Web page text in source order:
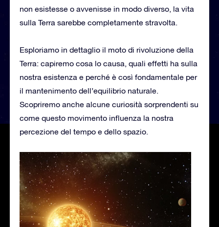
non esistesse o avvenisse in modo diverso, la vita
sulla Terra sarebbe completamente stravolta.
Esploriamo in dettaglio il moto di rivoluzione della
Terra: capiremo cosa lo causa, quali effetti ha sulla
nostra esistenza e perché è così fondamentale per
il mantenimento dell’equilibrio naturale.
Scopriremo anche alcune curiosità sorprendenti su
come questo movimento influenza la nostra
percezione del tempo e dello spazio.